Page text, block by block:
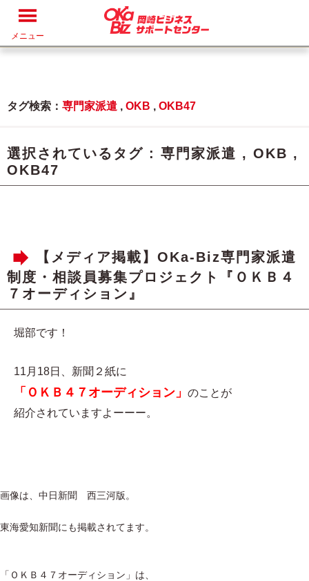
メニュー
タグ検索： 専門家派遣 , OKB , OKB47
選択されているタグ : 専門家派遣 , OKB ,
OKB47
【メディア掲載】OKa-Biz専門家派遣
制度・相談員募集プロジェクト『ＯＫＢ４
７オーディション』
堀部です！
11月18日、新聞２紙に
「ＯＫＢ４７オーディション」 のことが
紹介されていますよーーー。
画像は、中日新聞 西三河版。
東海愛知新聞にも掲載されてます。
「ＯＫＢ４７オーディション」は、